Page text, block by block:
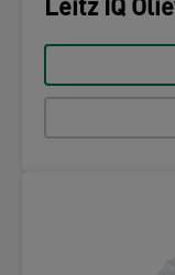
Leitz IQ